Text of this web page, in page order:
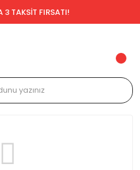
3 TAKSİT FIRSATI!